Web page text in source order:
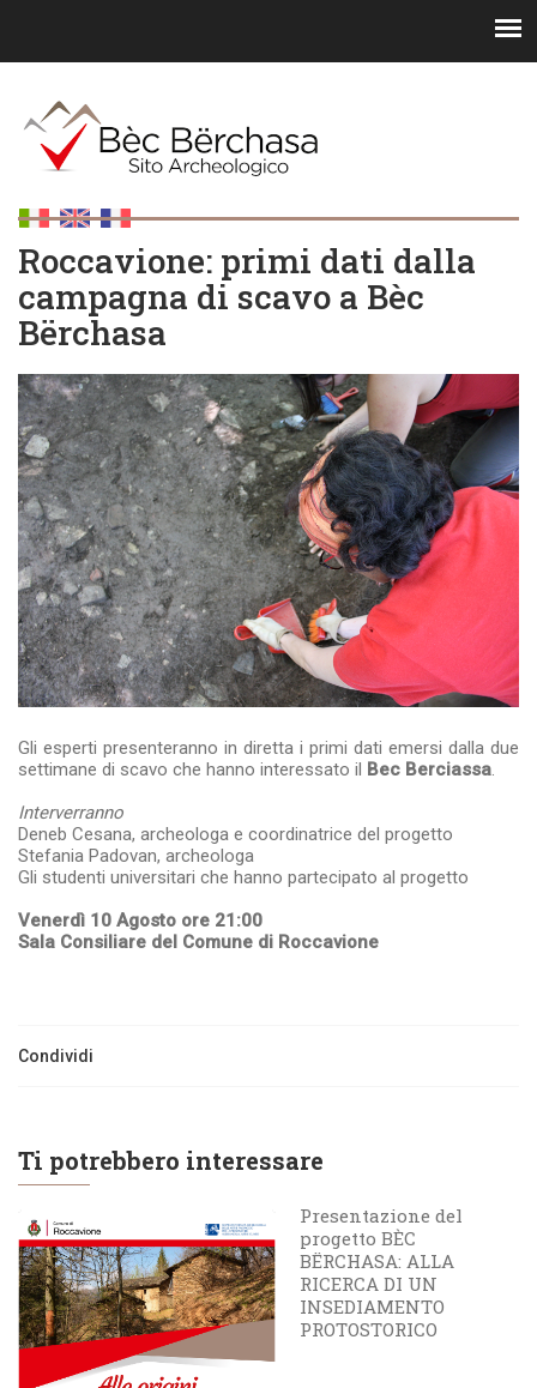
Roccavione: primi dati dalla
campagna di scavo a Bèc
Bërchasa
Gli esperti presenteranno in diretta i primi dati emersi dalla due
settimane di scavo che hanno interessato il Bec Berciassa.
Interverranno
Deneb Cesana, archeologa e coordinatrice del progetto
Stefania Padovan, archeologa
Gli studenti universitari che hanno partecipato al progetto
Venerdì 10 Agosto ore 21:00
Sala Consiliare del Comune di Roccavione
Condividi
Ti potrebbero interessare
Presentazione del
progetto BÈC
BËRCHASA: ALLA
RICERCA DI UN
INSEDIAMENTO
PROTOSTORICO